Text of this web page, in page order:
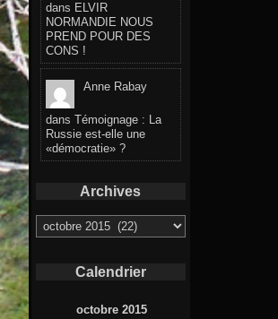
dans ELVIR
NORMANDIE NOUS
PREND POUR DES
CONS !
Anne Rabay
dans Témoignage : La
Russie est-elle une
«démocratie» ?
Archives
Archives
Calendrier
octobre 2015